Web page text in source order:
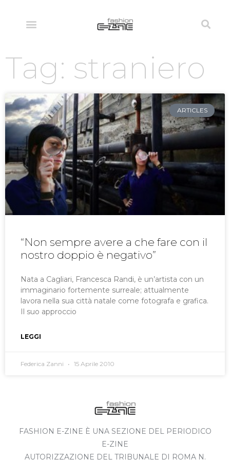
Tag: straniero
ARTICLES
“Non sempre avere a che fare con il
nostro doppio è negativo”
Nata a Cagliari, Francesca Randi, è un’artista con un
immaginario fortemente surreale; attualmente
lavora nella sua città natale come fotografa e grafica.
Il suo approccio
LEGGI
Federica Zanni 15 Aprile 2010
FASHION E-ZINE È UNA SEZIONE DEL PERIODICO
E-ZINE
AUTORIZZAZIONE DEL TRIBUNALE DI ROMA N.